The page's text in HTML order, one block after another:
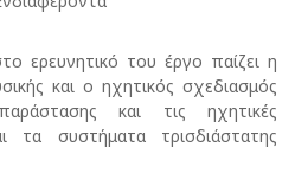
του έργο παίζει η
και ο ηχητικός σχεδιασμός
και τις ηχητικές
τα συστήματα τρισδιάστατης